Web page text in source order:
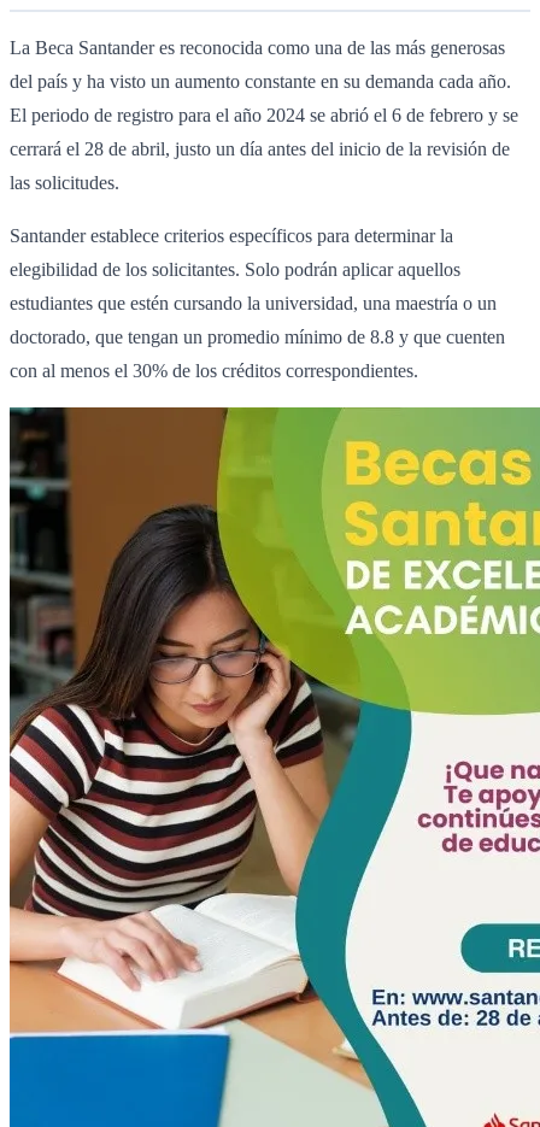
La Beca Santander es reconocida como una de las más generosas
del país y ha visto un aumento constante en su demanda cada año.
El periodo de registro para el año 2024 se abrió el 6 de febrero y se
cerrará el 28 de abril, justo un día antes del inicio de la revisión de
las solicitudes.
Santander establece criterios específicos para determinar la
elegibilidad de los solicitantes. Solo podrán aplicar aquellos
estudiantes que estén cursando la universidad, una maestría o un
doctorado, que tengan un promedio mínimo de 8.8 y que cuenten
con al menos el 30% de los créditos correspondientes.